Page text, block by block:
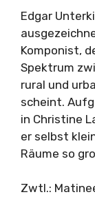
Edgar
Komponist,
Spektrum
rural und
scheint.
in Christine
er selbst
Räume so
Zwtl.: